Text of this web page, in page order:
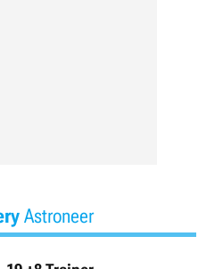
Astroneer